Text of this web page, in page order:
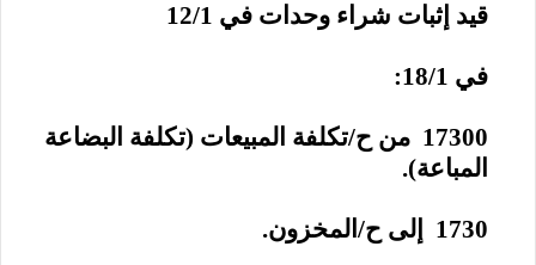
قيد إثبات شراء وحدات في 12/1
في 18/1:
17300 من ح/تكلفة المبيعات (تكلفة البضاعة
المباعة).
1730 إلى ح/المخزون.